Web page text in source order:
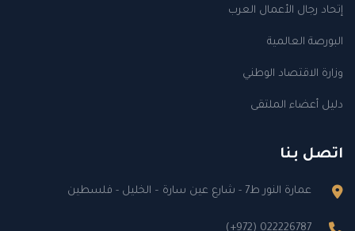
إتحاد رجال الأعمال العرب
البورصة العالمية
وزارة الاقتصاد الوطني
دليل أعضاء الملتقى
اتصل بنا
عمارة النور ط7 - شارع عين سارة – الخليل - فلسطين
(+972) 022226787